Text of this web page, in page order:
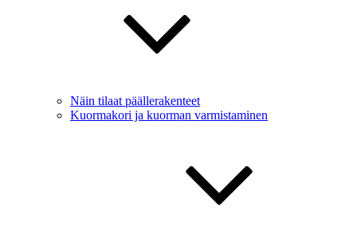
Näin tilaat päällerakenteet
Kuormakori ja kuorman varmistaminen